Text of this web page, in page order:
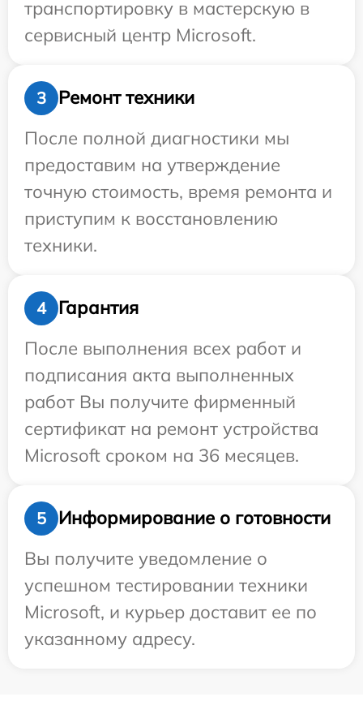
транспортировку в мастерскую в
сервисный центр Microsoft.
3
Ремонт техники
После полной диагностики мы
предоставим на утверждение
точную стоимость, время ремонта и
приступим к восстановлению
техники.
4
Гарантия
После выполнения всех работ и
подписания акта выполненных
работ Вы получите фирменный
сертификат на ремонт устройства
Microsoft сроком на 36 месяцев.
5
Информирование о готовности
Вы получите уведомление о
успешном тестировании техники
Microsoft, и курьер доставит ее по
указанному адресу.